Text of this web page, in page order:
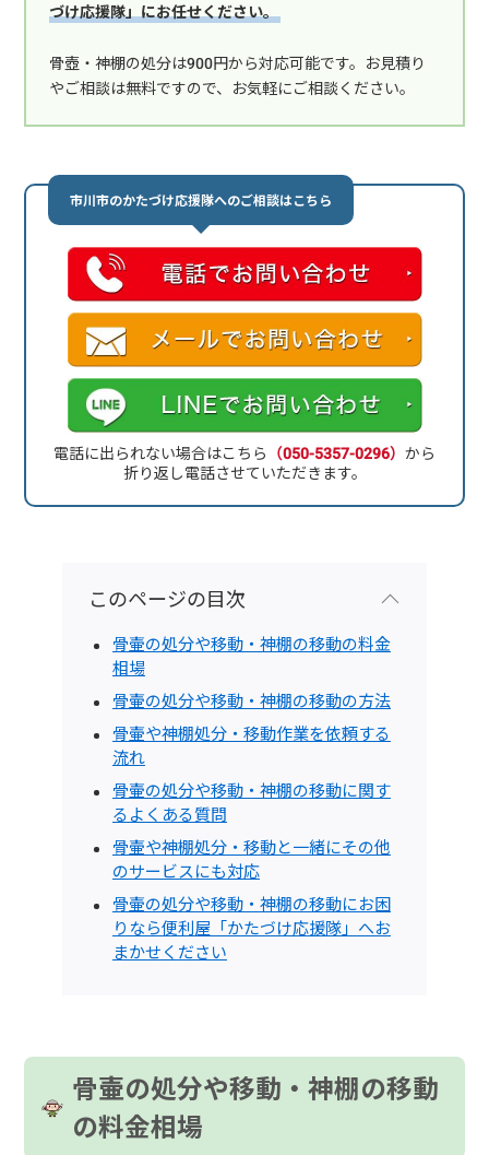
づけ応援隊」にお任せください。
骨壺・神棚の処分は900円から対応可能です。お見積り
やご相談は無料ですので、お気軽にご相談ください。
市川市のかたづけ応援隊へのご相談はこちら
電話に出られない場合はこちら （050-5357-0296） から
折り返し電話させていただきます。
このページの目次
骨壷の処分や移動・神棚の移動の料金
相場
骨壷の処分や移動・神棚の移動の方法
骨壷や神棚処分・移動作業を依頼する
流れ
骨壷の処分や移動・神棚の移動に関す
るよくある質問
骨壷や神棚処分・移動と一緒にその他
のサービスにも対応
骨壷の処分や移動・神棚の移動にお困
りなら便利屋「かたづけ応援隊」へお
まかせください
骨壷の処分や移動・神棚の移動
の料金相場